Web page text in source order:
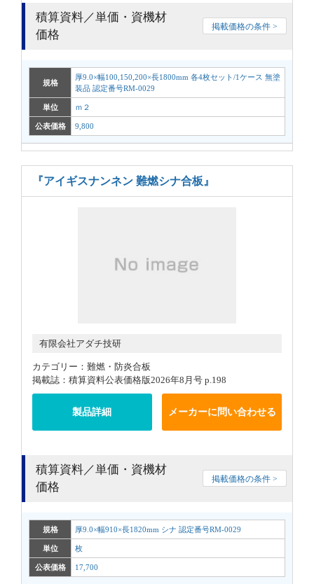
積算資料／単価・資機材
価格
掲載価格の条件 >
規格
厚9.0×幅100,150,200×長1800mm 各4枚セット/1ケース 無塗
装品 認定番号RM-0029
単位 ｍ２
公表価格 9,800
『アイギスナンネン 難燃シナ合板』
有限会社アダチ技研
カテゴリー：難燃・防炎合板
掲載誌：積算資料公表価格版2026年8月号 p.198
製品詳細 メーカーに問い合わせる
積算資料／単価・資機材
価格
掲載価格の条件 >
規格 厚9.0×幅910×長1820mm シナ 認定番号RM-0029
単位 枚
公表価格 17,700